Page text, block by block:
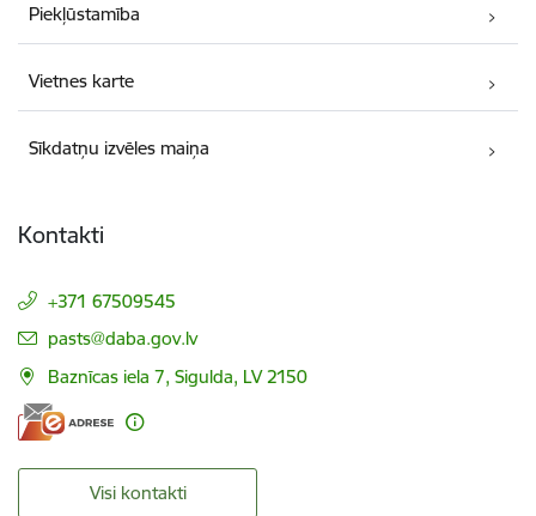
Piekļūstamība
Vietnes karte
Sīkdatņu izvēles maiņa
Kontakti
+371 67509545
E-pasts:
pasts@daba.gov.lv
Baznīcas iela 7, Sigulda, LV 2150
Visi kontakti